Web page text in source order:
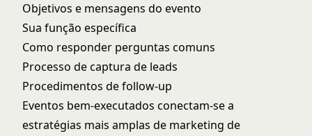
Objetivos e mensagens do evento
Sua função específica
Como responder perguntas comuns
Processo de captura de leads
Procedimentos de follow-up
Eventos bem-executados conectam-se a
estratégias mais amplas de marketing de